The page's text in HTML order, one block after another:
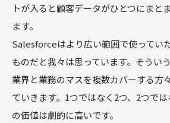
トが入ると顧客データがひとつにまと
ます。
Salesforceはより広い範囲で使ってい
ものだと我々は思っています。そうい
業界と業務のマスを複数カバーする方
ていきます。1つではなく2つ、2つで
の価値は劇的に高いです。